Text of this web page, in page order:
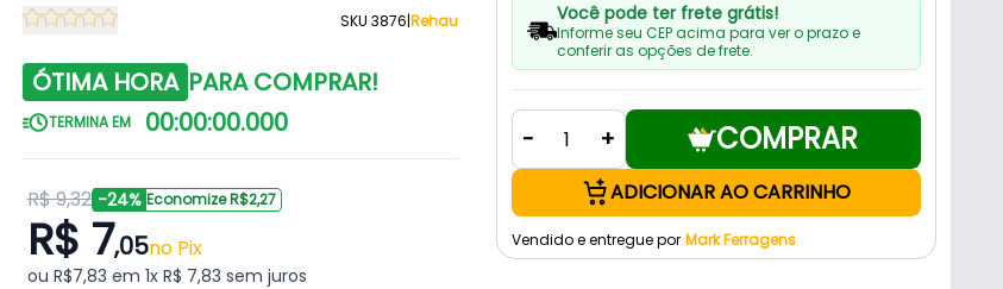
SKU 3876|Rehau
ÓTIMA HORA PARA COMPRAR!
TERMINA EM 00:00:00.000
R$ 9,32 -24% Economize R$2,27
R$ 7,05no Pix
ou R$7,83 em 1x R$ 7,83 sem juros
Você pode ter frete grátis!
Informe seu CEP acima para ver o prazo e
conferir as opções de frete.
- + COMPRAR
ADICIONAR AO CARRINHO
Vendido e entregue por Mark Ferragens